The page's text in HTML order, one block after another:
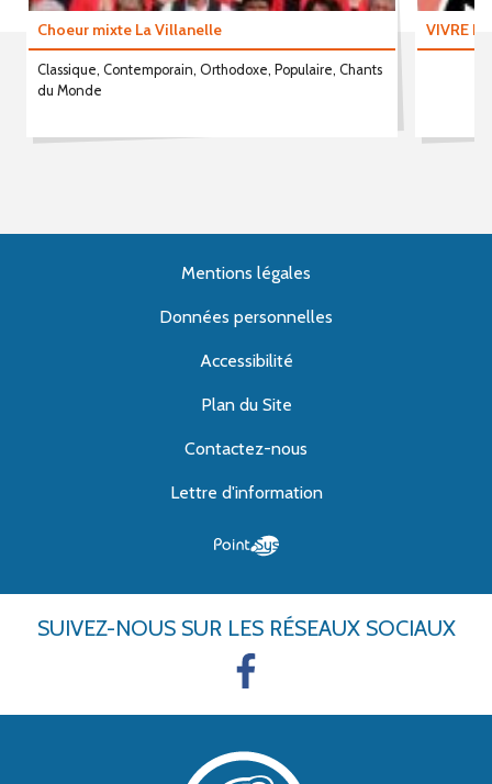
Choeur mixte La Villanelle
Classique, Contemporain, Orthodoxe, Populaire, Chants
du Monde
VIVRE
Mentions légales
Données personnelles
Accessibilité
Plan du Site
Contactez-nous
Lettre d'information
SUIVEZ-NOUS SUR LES RÉSEAUX SOCIAUX